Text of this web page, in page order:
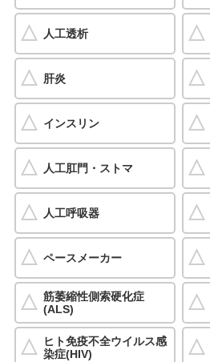
人工透析
肝炎
インスリン
人工肛門・ストマ
人工呼吸器
ペースメーカー
筋萎縮性側索硬化症
(ALS)
ヒト免疫不全ウイルス感
染症(HIV)